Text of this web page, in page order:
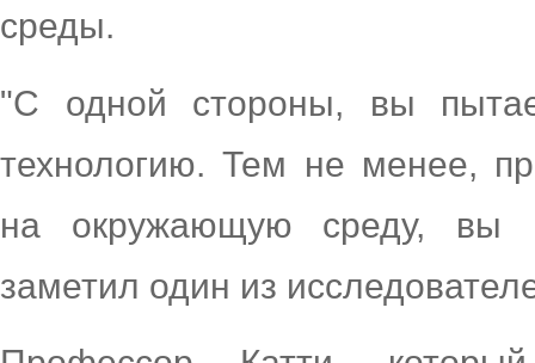
среды.
"С одной стороны, вы
технологию. Тем не менее,
на окружающую среду, вы
заметил один из